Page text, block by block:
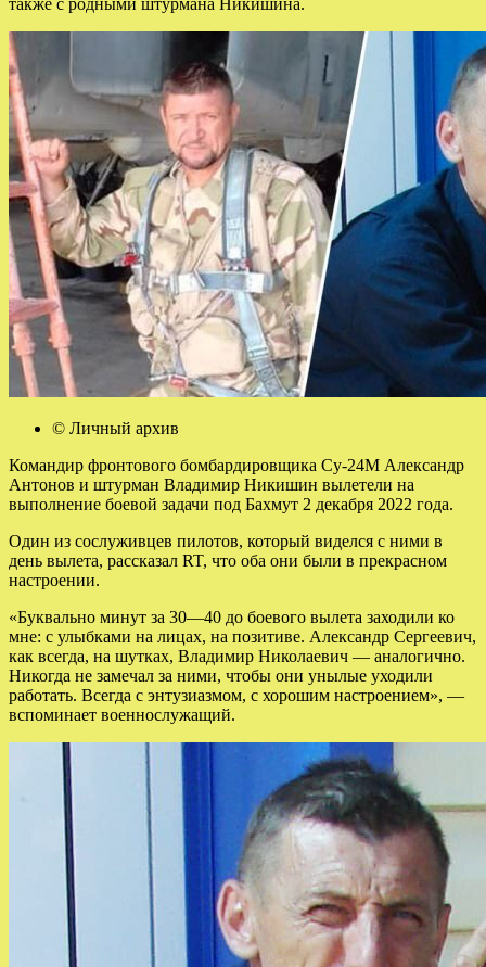
© Личный архив
Командир фронтового бомбардировщика Су-24М Александр
Антонов и штурман Владимир Никишин вылетели на
выполнение боевой задачи под Бахмут 2 декабря 2022 года.
Один из сослуживцев пилотов, который виделся с ними в
день вылета, рассказал RT, что оба они были в прекрасном
настроении.
«Буквально минут за 30—40 до боевого вылета заходили ко
мне: с улыбками на лицах, на позитиве. Александр Сергеевич,
как всегда, на шутках, Владимир Николаевич — аналогично.
Никогда не замечал за ними, чтобы они унылые уходили
работать. Всегда с энтузиазмом, с хорошим настроением», —
вспоминает военнослужащий.